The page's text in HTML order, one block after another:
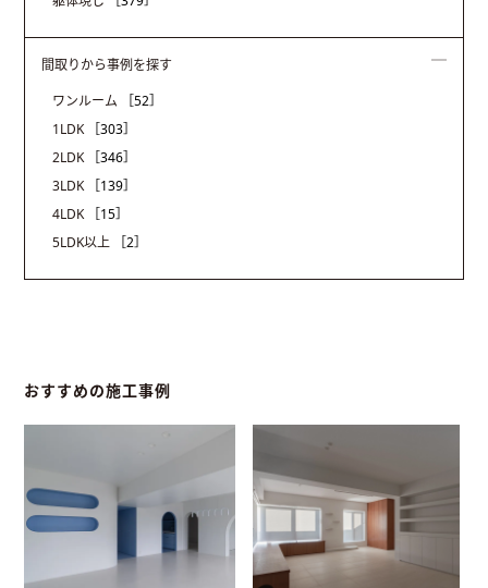
間取りから事例を探す
ワンルーム
［52］
1LDK
［303］
2LDK
［346］
3LDK
［139］
4LDK
［15］
5LDK以上
［2］
おすすめの施工事例